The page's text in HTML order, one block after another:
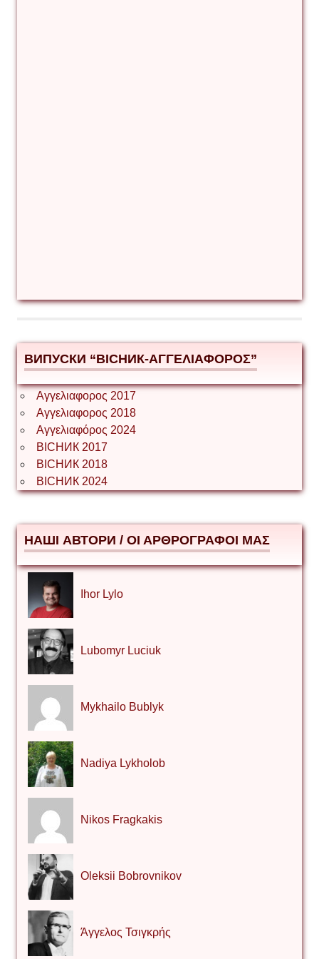
ВИПУСКИ “ВІСНИК-ΑΓΓΕΛΙΑΦΟΡΟΣ”
Αγγελιαφορος 2017
Αγγελιαφορος 2018
Αγγελιαφόρος 2024
ВІСНИК 2017
ВІСНИК 2018
ВІСНИК 2024
НАШІ АВТОРИ / ΟΙ ΑΡΘΡΟΓΡΑΦΟΙ ΜΑΣ
Ihor Lylo
Lubomyr Luciuk
Mykhailo Bublyk
Nadiya Lykholob
Nikos Fragkakis
Oleksii Bobrovnikov
Άγγελος Τσιγκρής